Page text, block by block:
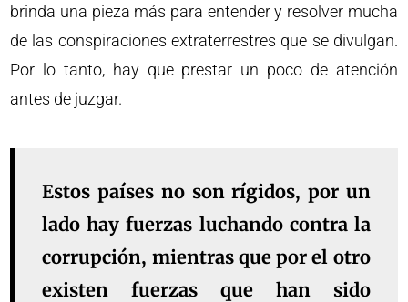
brinda una pieza más para entender y resolver mucha
de las conspiraciones extraterrestres que se divulgan.
Por lo tanto, hay que prestar un poco de atención
antes de juzgar.
Estos países no son rígidos, por un
lado hay fuerzas luchando contra la
corrupción, mientras que por el otro
existen fuerzas que han sido